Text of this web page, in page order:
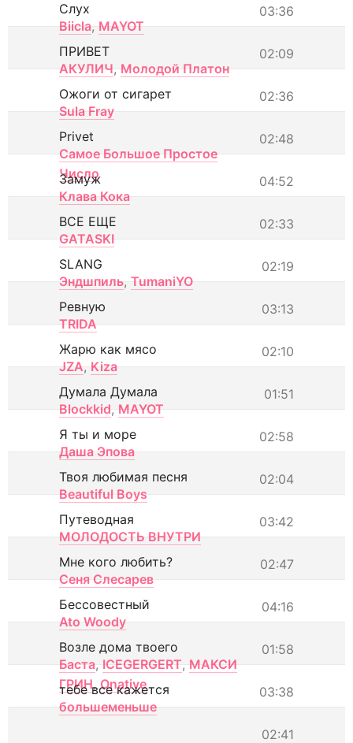
03:36
Слух
Biicla, MAYOT
02:09
ПРИВЕТ
АКУЛИЧ, Молодой Платон
02:36
Ожоги от сигарет
Sula Fray
02:48
Privet
Самое Большое Простое
Число
04:52
Замуж
Клава Кока
02:33
ВСЕ ЕЩЕ
GATASKI
02:19
SLANG
Эндшпиль, TumaniYO
03:13
Ревную
TRIDA
02:10
Жарю как мясо
JZA, Kiza
01:51
Думала Думала
Blockkid, MAYOT
02:58
Я ты и море
Даша Эпова
02:04
Твоя любимая песня
Beautiful Boys
03:42
Путеводная
МОЛОДОСТЬ ВНУТРИ
02:47
Мне кого любить?
Сеня Слесарев
04:16
Бессовестный
Ato Woody
01:58
Возле дома твоего
Баста, ICEGERGERT, МАКСИ
ГРИН, Onative 03:38
тебе все кажется
большеменьше
02:41